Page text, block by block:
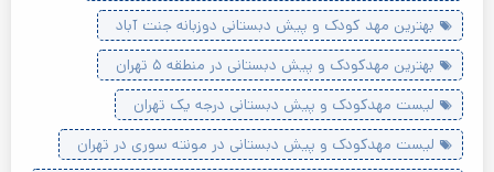
بهترین مهد کودک و پیش دبستانی دوزبانه جنت آباد
بهترین مهدکودک و پیش دبستانی در منطقه ۵ تهران
لیست مهدکودک و پیش دبستانی درجه یک تهران
لیست مهدکودک و پیش دبستانی در مونته سوری در تهران